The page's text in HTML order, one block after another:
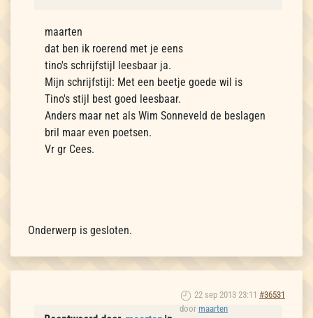
maarten
dat ben ik roerend met je eens
tino's schrijfstijl leesbaar ja.
Mijn schrijfstijl: Met een beetje goede wil is
Tino's stijl best goed leesbaar.
Anders maar net als Wim Sonneveld de beslagen
bril maar even poetsen.
Vr gr Cees.
Onderwerp is gesloten.
22 sep 2013 23:11 #36531
door maarten